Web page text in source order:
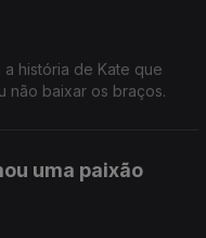
história de Kate que
não baixar os braços.
uma paixão